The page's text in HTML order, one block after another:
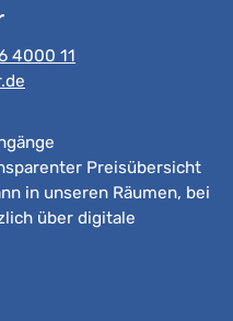
4000 11
Preisübersicht
in unseren Räumen, bei
über digitale